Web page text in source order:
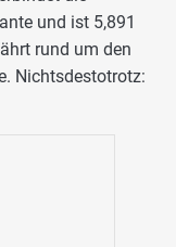
und ist 5,891
rund um den
Nichtsdestotrotz: